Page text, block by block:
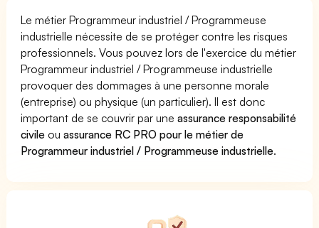
Le métier Programmeur industriel / Programmeuse
industrielle nécessite de se protéger contre les risques
professionnels. Vous pouvez lors de l'exercice du métier
Programmeur industriel / Programmeuse industrielle
provoquer des dommages à une personne morale
(entreprise) ou physique (un particulier). Il est donc
important de se couvrir par uneassurance responsabilité
civile ouassurance RC PRO pour le métier de
Programmeur industriel / Programmeuse industrielle.